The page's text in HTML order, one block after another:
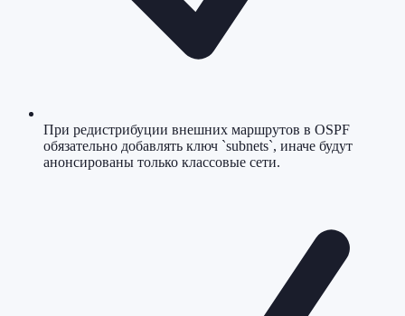
При редистрибуции внешних маршрутов в OSPF
обязательно добавлять ключ `subnets`, иначе будут
анонсированы только классовые сети.